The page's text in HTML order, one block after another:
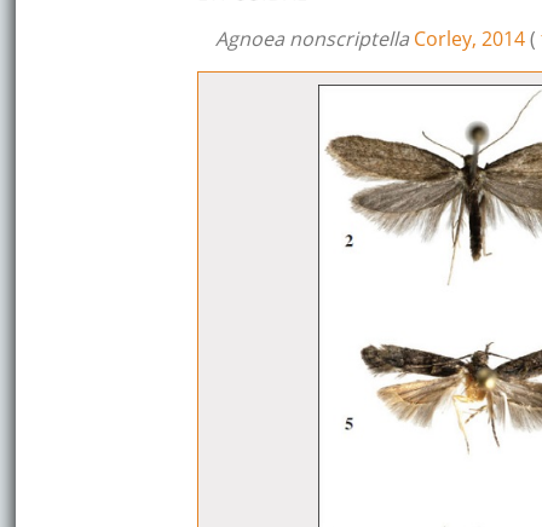
Agnoea nonscriptella Corley, 2014(